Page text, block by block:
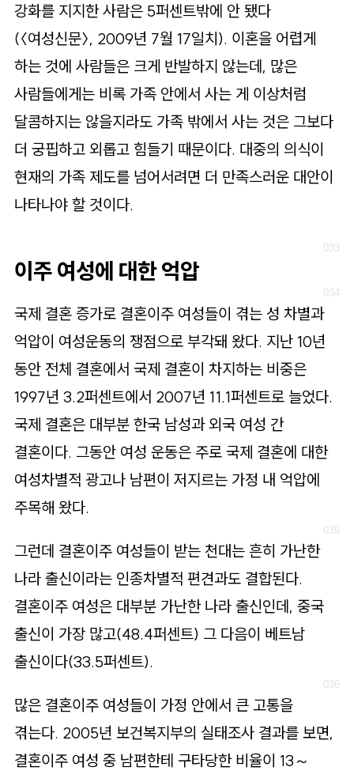
강화를 지지한 사람은 5퍼센트밖에 안 됐다
(〈여성신문〉, 2009년 7월 17일치). 이혼을 어렵게
하는 것에 사람들은 크게 반발하지 않는데, 많은
사람들에게는 비록 가족 안에서 사는 게 이상처럼
달콤하지는 않을지라도 가족 밖에서 사는 것은 그보다
더 궁핍하고 외롭고 힘들기 때문이다. 대중의 의식이
현재의 가족 제도를 넘어서려면 더 만족스러운 대안이
나타나야 할 것이다.
이주 여성에 대한 억압
국제 결혼 증가로 결혼이주 여성들이 겪는 성 차별과
억압이 여성운동의 쟁점으로 부각돼 왔다. 지난 10년
동안 전체 결혼에서 국제 결혼이 차지하는 비중은
1997년 3.2퍼센트에서 2007년 11.1퍼센트로 늘었다.
국제 결혼은 대부분 한국 남성과 외국 여성 간
결혼이다. 그동안 여성 운동은 주로 국제 결혼에 대한
여성차별적 광고나 남편이 저지르는 가정 내 억압에
주목해 왔다.
그런데 결혼이주 여성들이 받는 천대는 흔히 가난한
나라 출신이라는 인종차별적 편견과도 결합된다.
결혼이주 여성은 대부분 가난한 나라 출신인데, 중국
출신이 가장 많고(48.4퍼센트) 그 다음이 베트남
출신이다(33.5퍼센트).
많은 결혼이주 여성들이 가정 안에서 큰 고통을
겪는다. 2005년 보건복지부의 실태조사 결과를 보면,
결혼이주 여성 중 남편한테 구타당한 비율이 13～